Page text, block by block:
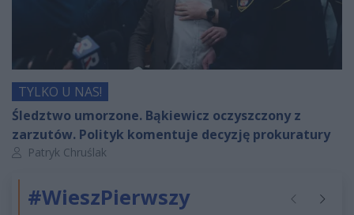
TYLKO U NAS!
Śledztwo umorzone. Bąkiewicz oczyszczony z
zarzutów. Polityk komentuje decyzję prokuratury
Autor artykułu:
Patryk Chruślak
#WieszPierwszy Poprzednie